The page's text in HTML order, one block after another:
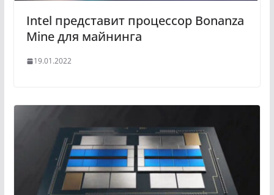
Intel представит процессор Bonanza
Mine для майнинга
19.01.2022